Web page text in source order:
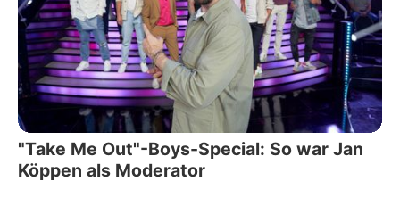
"Take Me Out"-Boys-Special: So war Jan
Köppen als Moderator